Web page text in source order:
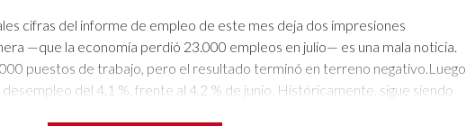
cifras del informe de empleo de este mes deja dos impresiones
—que la economía perdió 23.000 empleos en julio— es una mala noticia.
puestos de trabajo, pero el resultado terminó en terreno negativo.Luego
del 4,1 %, frente al 4,2 % de junio. Históricamente, sigue siendo